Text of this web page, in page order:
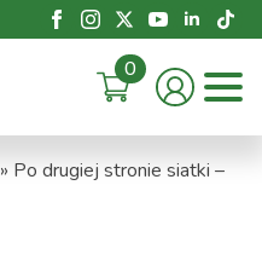
0
» Po drugiej stronie siatki –